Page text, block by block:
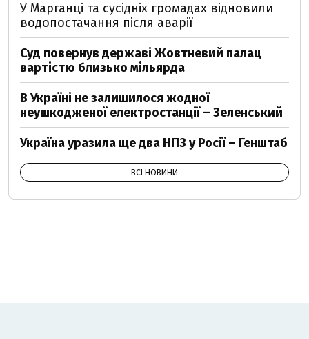
У Марганці та сусідніх громадах відновили
водопостачання після аварії
Суд повернув державі Жовтневий палац
вартістю близько мільярда
В Україні не залишилося жодної
неушкодженої електростанції – Зеленський
Україна уразила ще два НПЗ у Росії – Генштаб
ВСІ НОВИНИ